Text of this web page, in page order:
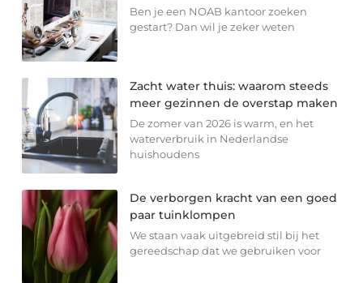
Ben je een NOAB kantoor zoeken
gestart? Dan wil je zeker weten
Zacht water thuis: waarom steeds
meer gezinnen de overstap maken
De zomer van 2026 is warm, en het
waterverbruik in Nederlandse
huishoudens
De verborgen kracht van een goed
paar tuinklompen
We staan vaak uitgebreid stil bij het
gereedschap dat we gebruiken voor